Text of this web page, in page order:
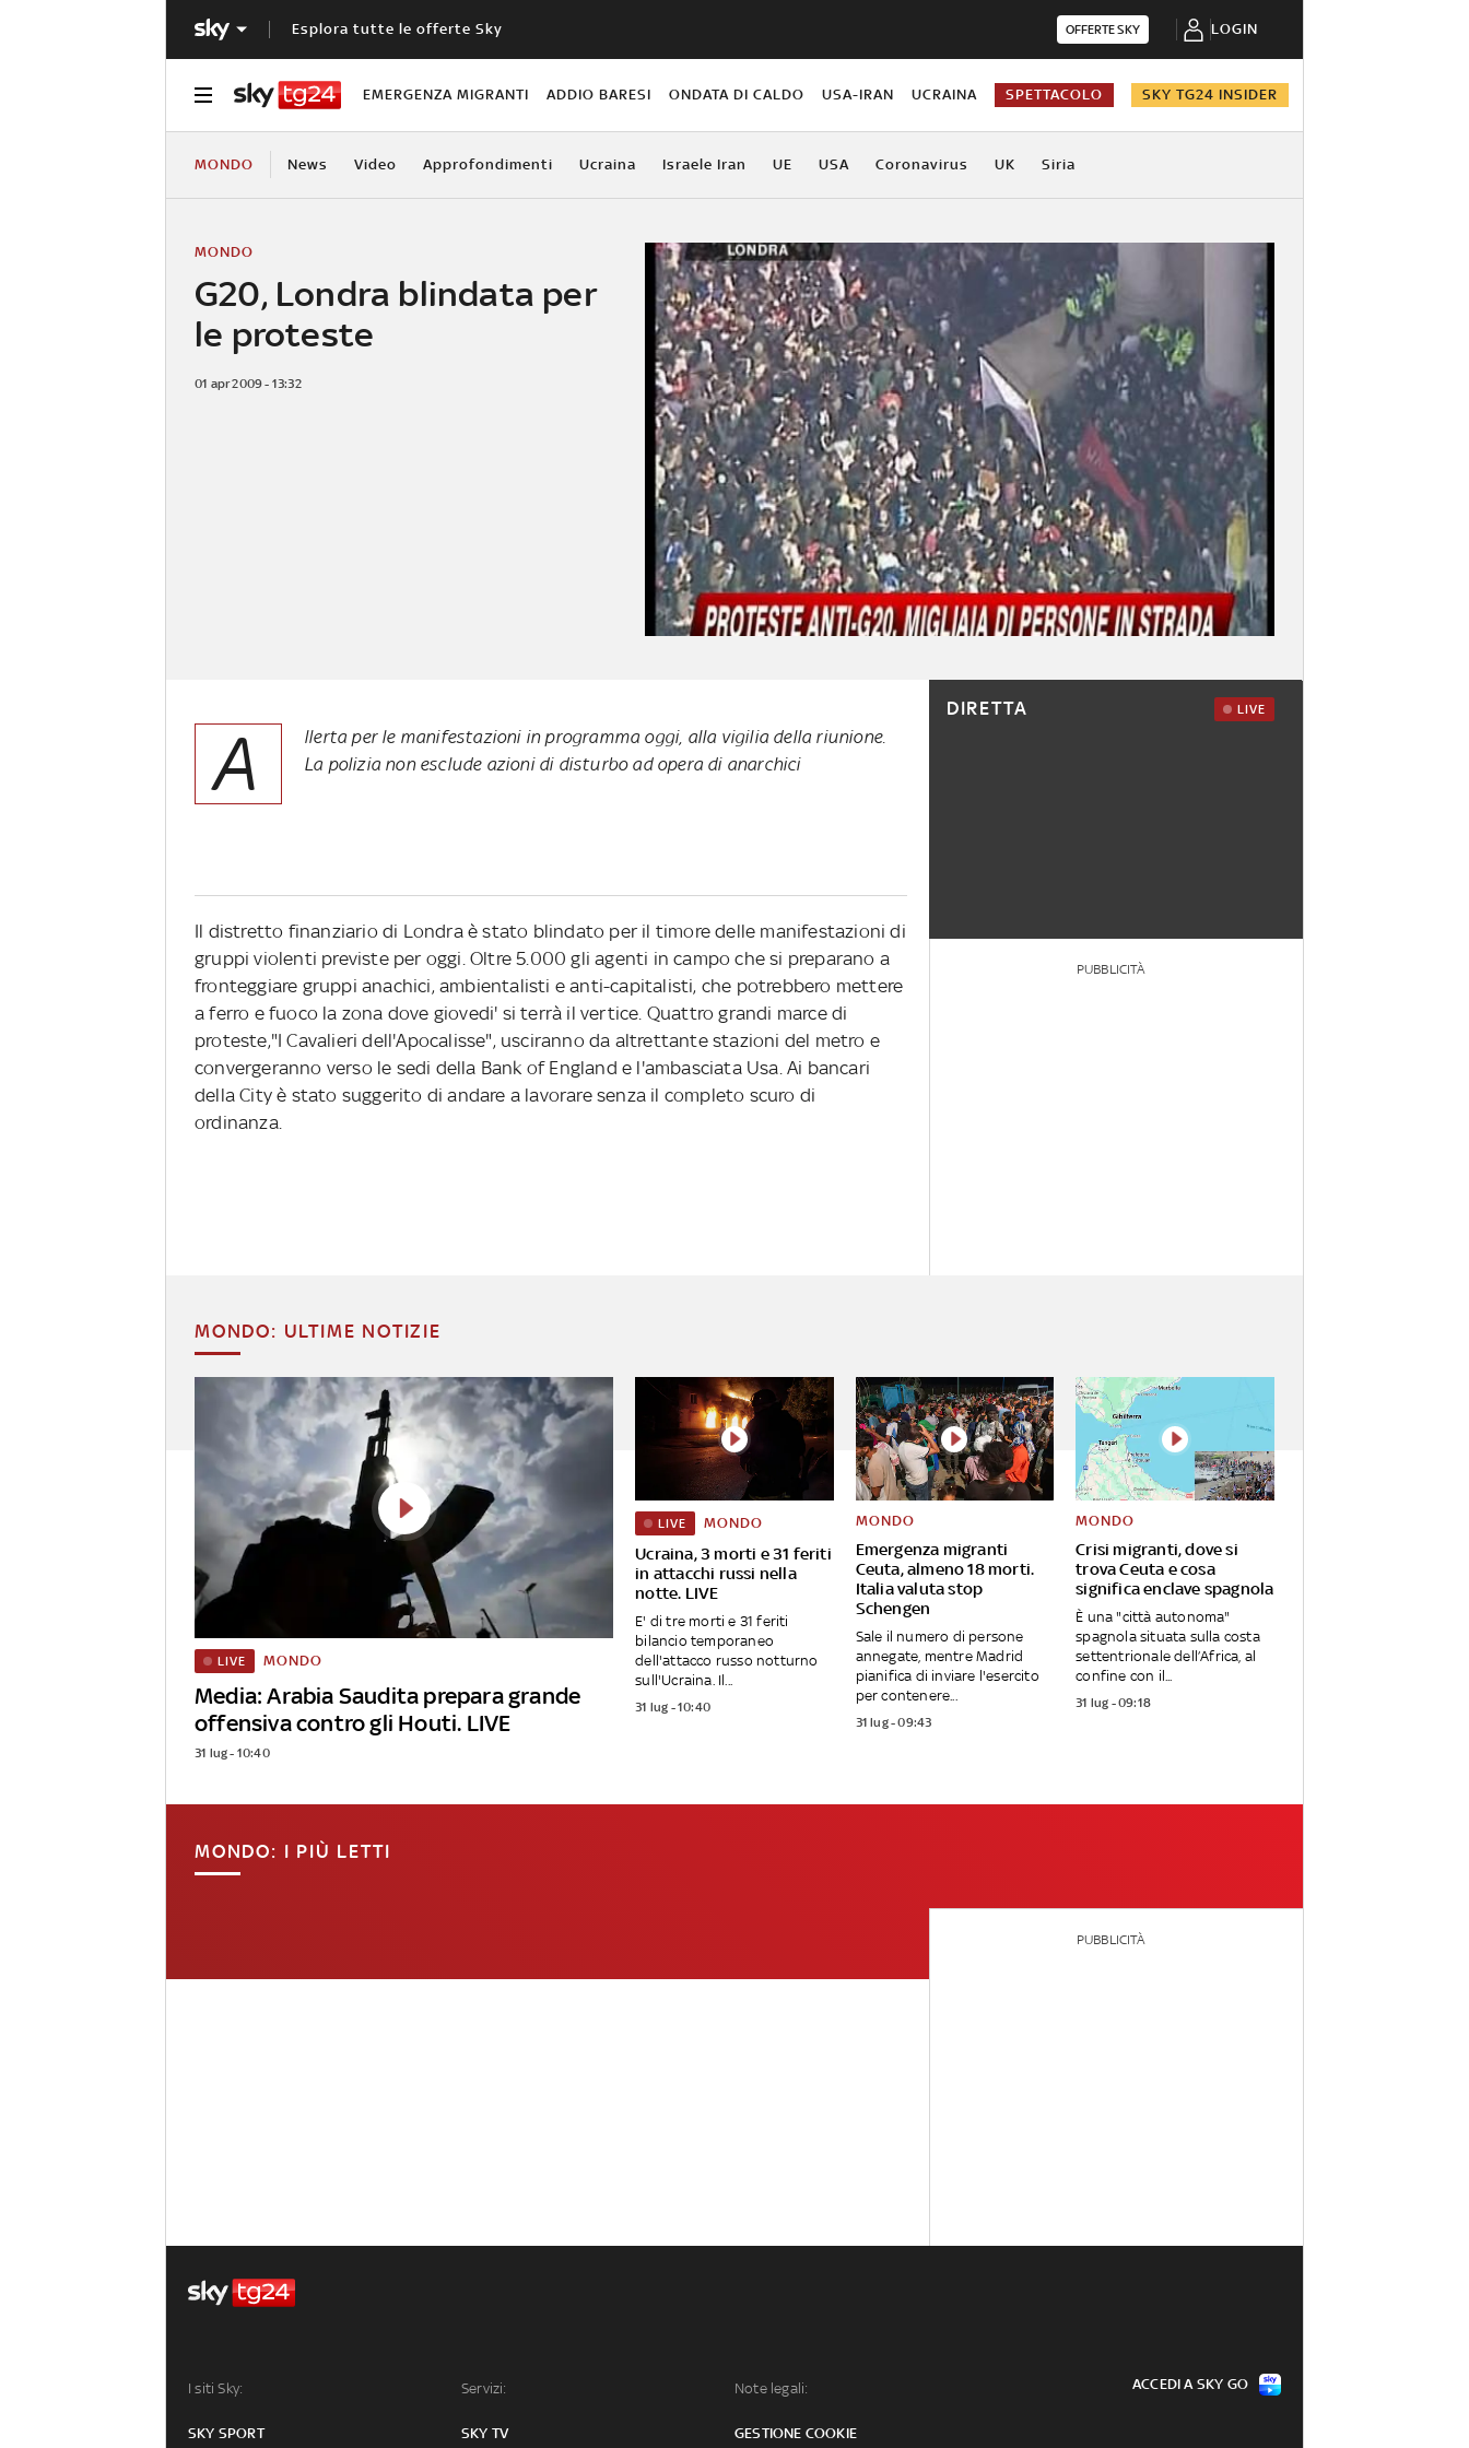
Esplora tutte le offerte Sky OFFERTE SKY LOGIN
EMERGENZA MIGRANTI ADDIO BARESI ONDATA DI CALDO USA-IRAN UCRAINA SPETTACOLO SKY TG24 INSIDER
MONDO News Video Approfondimenti Ucraina Israele Iran UE USA Coronavirus UK Siria
G20, Londra blindata per
le proteste
MONDO
01 apr 2009 - 13:32
A
llerta per le manifestazioni in programma oggi, alla vigilia della riunione.
La polizia non esclude azioni di disturbo ad opera di anarchici
Il distretto finanziario di Londra è stato blindato per il timore delle manifestazioni di
gruppi violenti previste per oggi. Oltre 5.000 gli agenti in campo che si preparano a
fronteggiare gruppi anachici, ambientalisti e anti-capitalisti, che potrebbero mettere
a ferro e fuoco la zona dove giovedi' si terrà il vertice. Quattro grandi marce di
proteste,"I Cavalieri dell'Apocalisse", usciranno da altrettante stazioni del metro e
convergeranno verso le sedi della Bank of England e l'ambasciata Usa. Ai bancari
della City è stato suggerito di andare a lavorare senza il completo scuro di
ordinanza.
DIRETTA LIVE
PUBBLICITÀ
MONDO: ULTIME NOTIZIE
Media: Arabia Saudita prepara grande
offensiva contro gli Houti. LIVE
LIVE MONDO
31 lug - 10:40
Ucraina, 3 morti e 31 feriti
in attacchi russi nella
notte. LIVE
LIVE MONDO
E' di tre morti e 31 feriti
bilancio temporaneo
dell'attacco russo notturno
sull'Ucraina. Il...
31 lug - 10:40
Emergenza migranti
Ceuta, almeno 18 morti.
Italia valuta stop
Schengen
MONDO
Sale il numero di persone
annegate, mentre Madrid
pianifica di inviare l'esercito
per contenere...
31 lug - 09:43
Crisi migranti, dove si
trova Ceuta e cosa
significa enclave spagnola
MONDO
È una "città autonoma"
spagnola situata sulla costa
settentrionale dell’Africa, al
confine con il...
31 lug - 09:18
MONDO: I PIÙ LETTI
PUBBLICITÀ
I siti Sky:
SKY SPORT
Servizi:
SKY TV
Note legali:
GESTIONE COOKIE
ACCEDI A SKY GO